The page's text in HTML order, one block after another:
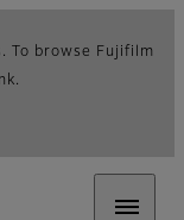
To browse Fujifilm